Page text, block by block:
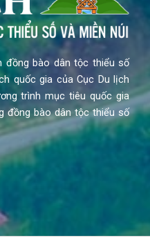
đồng bào dân tộc thiểu số
quốc gia của Cục Du lịch
trình mục tiêu quốc gia
đồng bào dân tộc thiểu số